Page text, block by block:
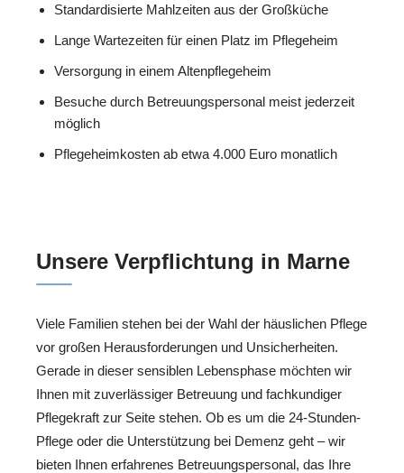
Standardisierte Mahlzeiten aus der Großküche
Lange Wartezeiten für einen Platz im Pflegeheim
Versorgung in einem Altenpflegeheim
Besuche durch Betreuungspersonal meist jederzeit
möglich
Pflegeheimkosten ab etwa 4.000 Euro monatlich
Unsere Verpflichtung in Marne
Viele Familien stehen bei der Wahl der häuslichen Pflege
vor großen Herausforderungen und Unsicherheiten.
Gerade in dieser sensiblen Lebensphase möchten wir
Ihnen mit zuverlässiger Betreuung und fachkundiger
Pflegekraft zur Seite stehen. Ob es um die 24-Stunden-
Pflege oder die Unterstützung bei Demenz geht – wir
bieten Ihnen erfahrenes Betreuungspersonal, das Ihre